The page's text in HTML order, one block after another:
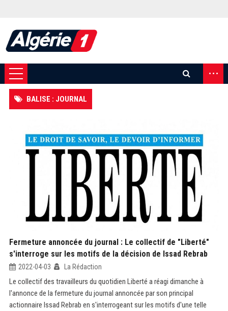
...
BALISE : JOURNAL
Fermeture annoncée du journal : Le collectif de "Liberté"
s'interroge sur les motifs de la décision de Issad Rebrab
2022-04-03 La Rédaction
Le collectif des travailleurs du quotidien Liberté a réagi dimanche à
l'annonce de la fermeture du journal annoncée par son principal
actionnaire Issad Rebrab en s'interrogeant sur les motifs d'une telle